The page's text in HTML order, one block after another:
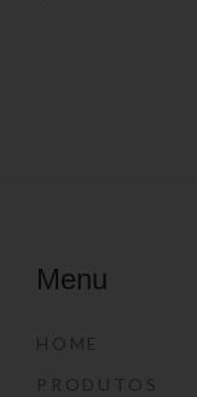
Menu
HOME
PRODUTOS